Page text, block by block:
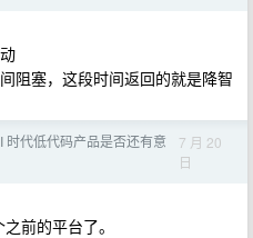
阻塞，这段时间返回的就是降智
时代低代码产品是否还有意
7 月 20
日
前的平台了。